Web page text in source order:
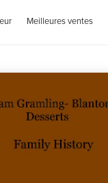
Meilleures ventes